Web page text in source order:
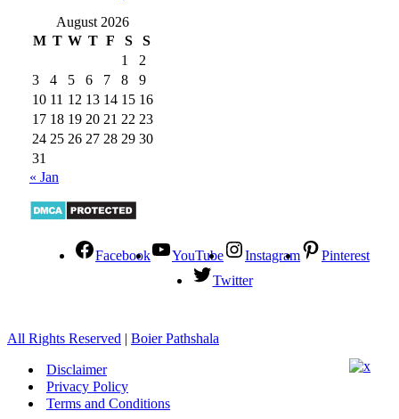
August 2026
M T W T F S
S
1
2
3
4 5 6 7 8
9
10 11 12 13 14 15 16
17 18 19 20 21 22 23
24 25 26 27 28 29 30
31
« Jan
Facebook YouTube Instagram
Pinterest
Twitter
All Rights Reserved | Boier Pathshala
Disclaimer
Privacy Policy
Terms and Conditions